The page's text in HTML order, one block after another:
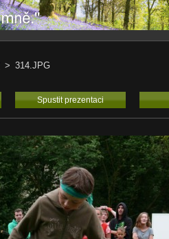
> 314.JPG
Spustit prezentaci